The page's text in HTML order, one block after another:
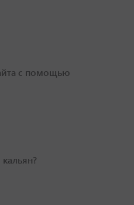
с помощью